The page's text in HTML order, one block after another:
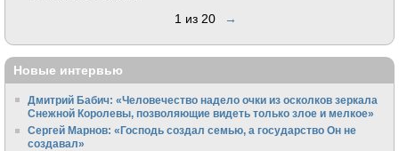
1 из 20 →
Новые интервью
Дмитрий Бабич: «Человечество надело очки из осколков зеркала
Снежной Королевы, позволяющие видеть только злое и мелкое»
Сергей Марнов: «Господь создал семью, а государство Он не
создавал»